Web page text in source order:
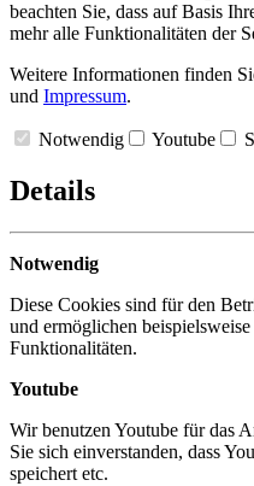
beachten Sie, dass auf Basis
mehr alle Funktionalitäten der
Weitere Informationen finden
und Impressum.
Notwendig Youtube
Details
Notwendig
Diese Cookies sind für den
und ermöglichen
Funktionalitäten.
Youtube
Wir benutzen Youtube für das
Sie sich einverstanden, dass
speichert etc.